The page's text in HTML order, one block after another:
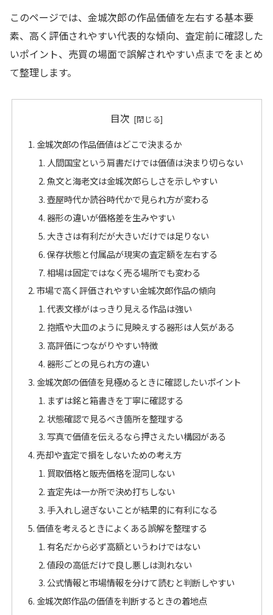
このページでは、金城次郎の作品価値を左右する基本要
素、高く評価されやすい代表的な傾向、査定前に確認した
いポイント、売買の場面で誤解されやすい点までをまとめ
て整理します。
目次
金城次郎の作品価値はどこで決まるか
人間国宝という肩書だけでは価値は決まり切らない
魚文と海老文は金城次郎らしさを示しやすい
壺屋時代か読谷時代かで見られ方が変わる
器形の違いが価格差を生みやすい
大きさは有利だが大きいだけでは足りない
保存状態と付属品が現実の査定額を左右する
相場は固定ではなく売る場所でも変わる
市場で高く評価されやすい金城次郎作品の傾向
代表文様がはっきり見える作品は強い
抱瓶や大皿のように見映えする器形は人気がある
高評価につながりやすい特徴
器形ごとの見られ方の違い
金城次郎の価値を見極めるときに確認したいポイント
まずは銘と箱書きを丁寧に確認する
状態確認で見るべき箇所を整理する
写真で価値を伝えるなら押さえたい構図がある
売却や査定で損をしないための考え方
買取価格と販売価格を混同しない
査定先は一か所で決め打ちしない
手入れし過ぎないことが結果的に有利になる
価値を考えるときによくある誤解を整理する
有名だから必ず高額というわけではない
値段の高低だけで良し悪しは測れない
公式情報と市場情報を分けて読むと判断しやすい
金城次郎作品の価値を判断するときの着地点